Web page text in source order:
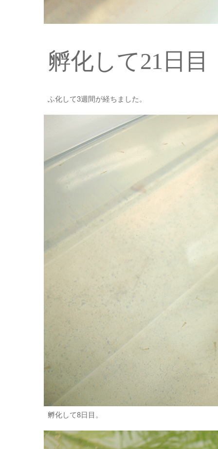
孵化して21日目
ふ化して3週間が経ちました。
孵化して8日目。